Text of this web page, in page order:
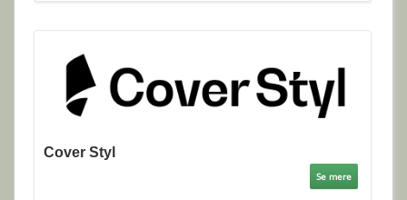
Cover Styl
Se mere